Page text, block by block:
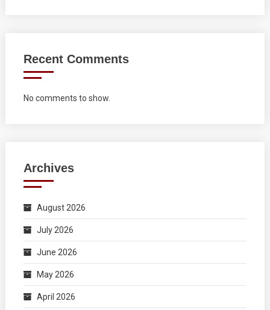
Recent Comments
No comments to show.
Archives
August 2026
July 2026
June 2026
May 2026
April 2026